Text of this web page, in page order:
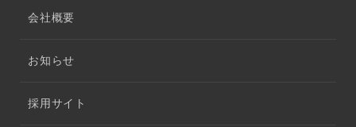
会社概要
お知らせ
採用サイト